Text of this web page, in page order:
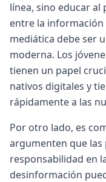
línea, sino educar
entre la información
mediática debe ser
moderna. Los
tienen un papel
nativos digitales y
rápidamente a las
Por otro lado, es
argumenten que
responsabilidad en
desinformación